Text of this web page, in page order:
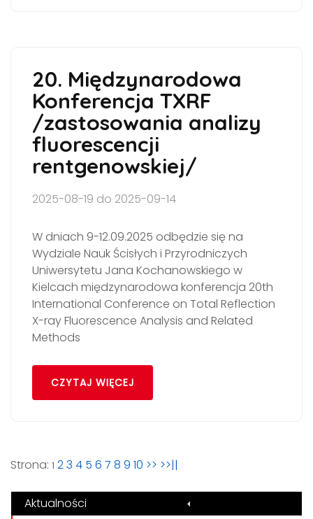
20. Międzynarodowa
Konferencja TXRF
/zastosowania analizy
fluorescencji
rentgenowskiej/
2025-08-19 do 2025-09-14
W dniach 9-12.09.2025 odbędzie się na
Wydziale Nauk Ścisłych i Przyrodniczych
Uniwersytetu Jana Kochanowskiego w
Kielcach międzynarodowa konferencja 20th
International Conference on Total Reflection
X-ray Fluorescence Analysis and Related
Methods
CZYTAJ WIĘCEJ
Strona: 1 23 4 5 6 7 8 9 10 >> >>||
Aktualności